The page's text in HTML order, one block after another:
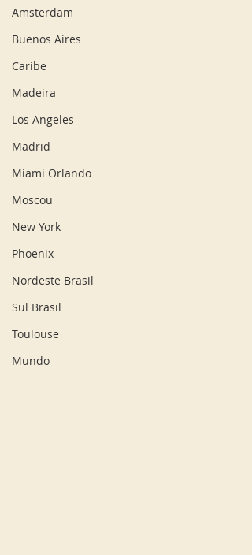
Amsterdam
Buenos Aires
Caribe
Madeira
Los Angeles
Madrid
Miami Orlando
Moscou
New York
Phoenix
Nordeste Brasil
Sul Brasil
Toulouse
Mundo